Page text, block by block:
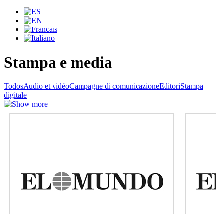
Stampa e media
TodosAudio et vidéoCampagne di comunicazioneEditoriStampa
digitale